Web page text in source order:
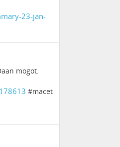
23-jan-
mogot.
#macet